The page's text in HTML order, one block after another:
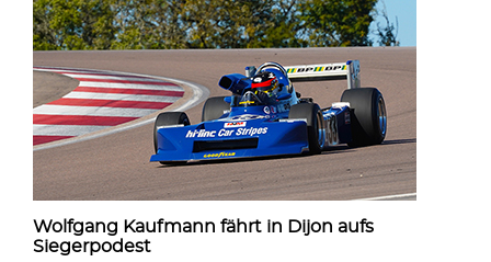
Wolfgang Kaufmann fährt in Dijon aufs
Siegerpodest